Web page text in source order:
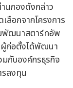
นกองดังกล่าว
อกจากโครงการ
พัฒนาสตาร์ทอัพ
ก่อตั้งได้พัฒนา
กับองค์กรธุรกิจ
รลงทุน